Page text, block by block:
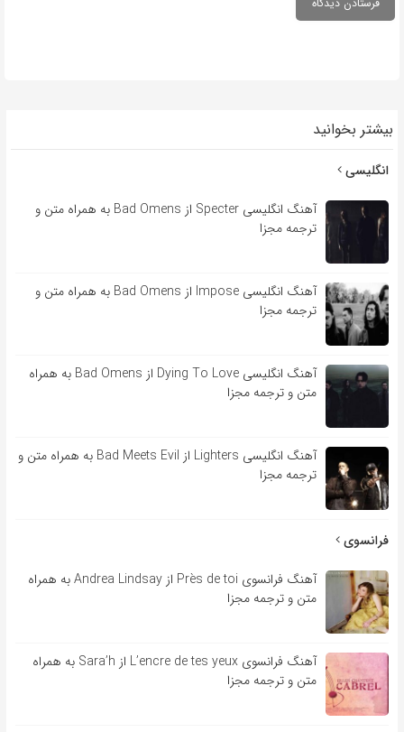
بیشتر بخوانید
انگلیسی
آهنگ انگلیسی Specter از Bad Omens به همراه متن و
ترجمه مجزا
آهنگ انگلیسی Impose از Bad Omens به همراه متن و
ترجمه مجزا
آهنگ انگلیسی Dying To Love از Bad Omens به همراه
متن و ترجمه مجزا
آهنگ انگلیسی Lighters از Bad Meets Evil به همراه متن و
ترجمه مجزا
فرانسوی
آهنگ فرانسوی Près de toi از Andrea Lindsay به همراه
متن و ترجمه مجزا
آهنگ فرانسوی L’encre de tes yeux از Sara’h به همراه
متن و ترجمه مجزا